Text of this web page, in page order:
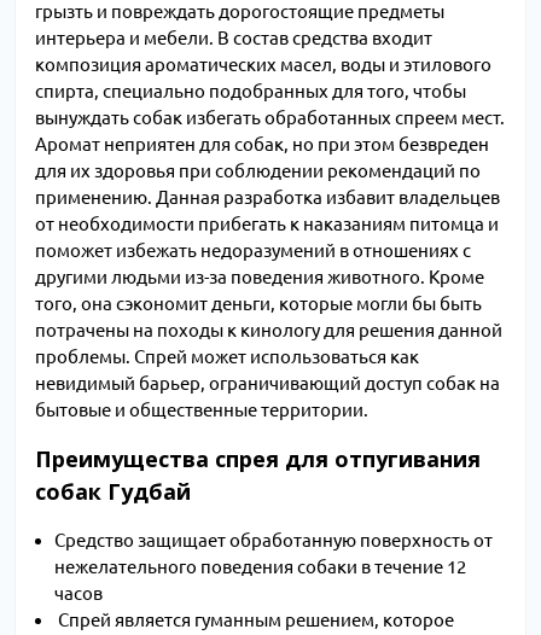
грызть и повреждать дорогостоящие предметы
интерьера и мебели. В состав средства входит
композиция ароматических масел, воды и этилового
спирта, специально подобранных для того, чтобы
вынуждать собак избегать обработанных спреем мест.
Аромат неприятен для собак, но при этом безвреден
для их здоровья при соблюдении рекомендаций по
применению. Данная разработка избавит владельцев
от необходимости прибегать к наказаниям питомца и
поможет избежать недоразумений в отношениях с
другими людьми из-за поведения животного. Кроме
того, она сэкономит деньги, которые могли бы быть
потрачены на походы к кинологу для решения данной
проблемы. Спрей может использоваться как
невидимый барьер, ограничивающий доступ собак на
бытовые и общественные территории.
Преимущества спрея для отпугивания
собак Гудбай
Средство защищает обработанную поверхность от
нежелательного поведения собаки в течение 12
часов
Спрей является гуманным решением, которое